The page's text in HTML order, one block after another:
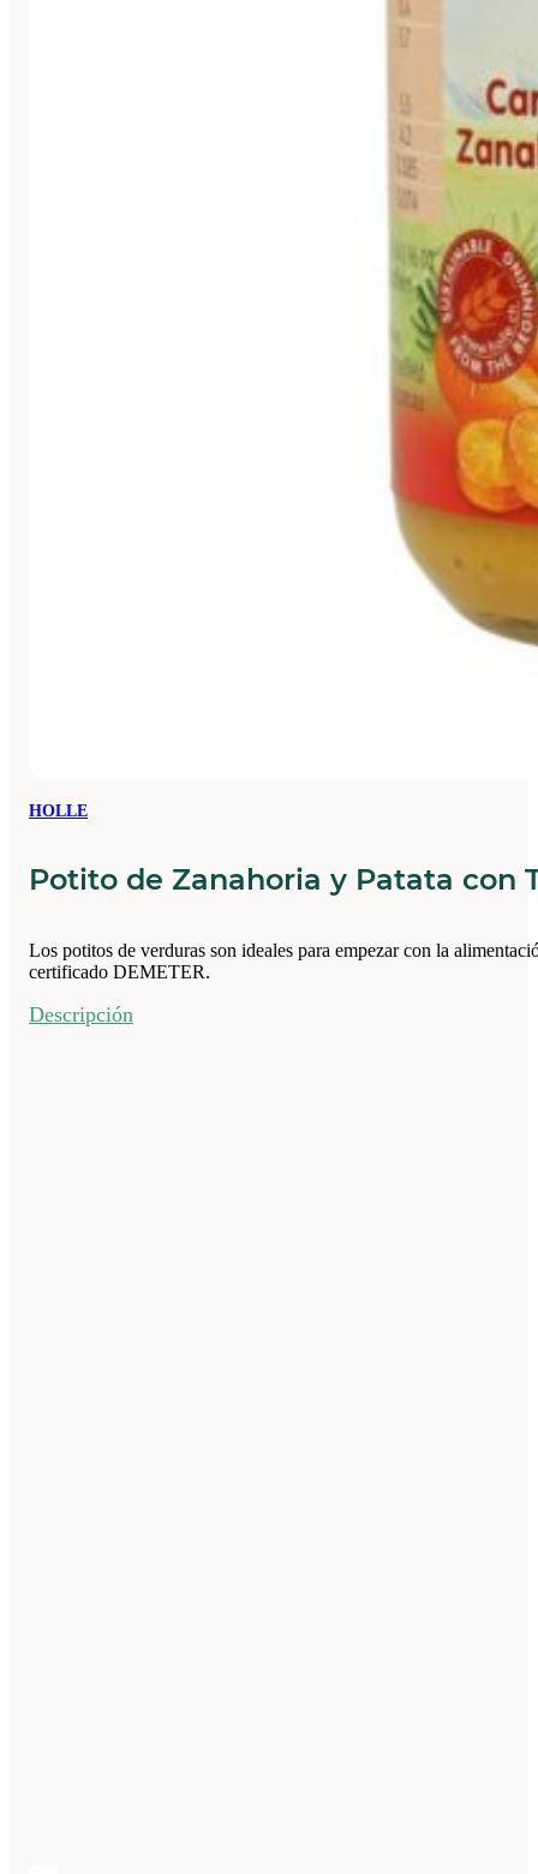
HOLLE
Potito de Zanahoria y Patata con
Los potitos de verduras son ideales para empezar con la
certificado DEMETER.
Descripción